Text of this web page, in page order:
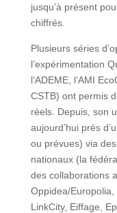
jusqu’à présent
chiffrés.
Plusieurs séries
l’expérimentation
l’ADEME, l’AMI
CSTB) ont permis
réels. Depuis, son
aujourd’hui près
ou prévues) via
nationaux (la
des collaborations
Oppidea/Europolia,
LinkCity, Eiffage,